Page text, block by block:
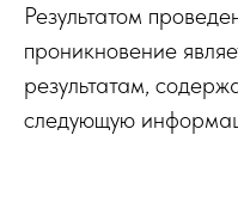
Результатом
проникновение
результатам,
следующую